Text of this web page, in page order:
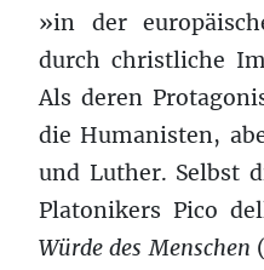
»in der
durch christliche
Als deren
die Humanisten,
und Luther. Selbst
Platonikers Pico
Würde des Menschen